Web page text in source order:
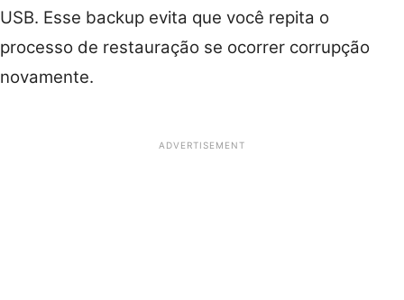
USB. Esse backup evita que você repita o
processo de restauração se ocorrer corrupção
novamente.
ADVERTISEMENT